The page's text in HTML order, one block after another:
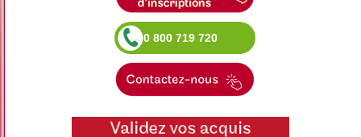
0 800 719 720